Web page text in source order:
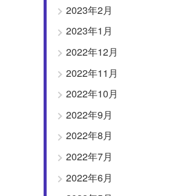
2023年2月
2023年1月
2022年12月
2022年11月
2022年10月
2022年9月
2022年8月
2022年7月
2022年6月